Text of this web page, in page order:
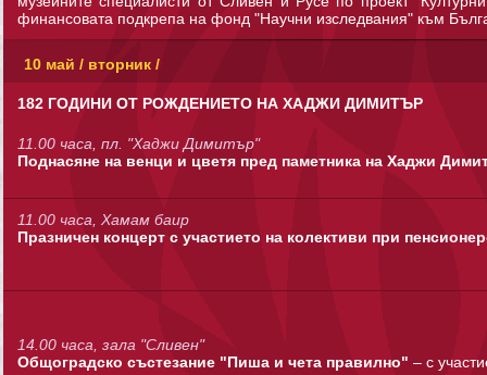
финансовата подкрепа на фонд "Научни изследвания" към
10 май / вторник /
182 ГОДИНИ ОТ РОЖДЕНИЕТО НА ХАДЖИ ДИМИТЪР
11.00 часа, пл. "Хаджи Димитър"
Поднасяне на венци и цветя пред паметника на Хаджи
11.00 часа, Хамам баир
Празничен концерт с участието на колективи при
14.00 часа, зала "Сливен"
Общоградско състезание "Пиша и чета правилно" – с